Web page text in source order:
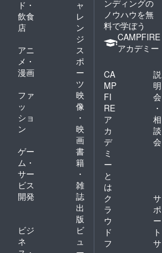
ド・
飲食
店
ャ
レ
ン
ジ
アニ
メ・
漫画
ス
ポ
ー
ツ
ファ
ッ
ショ
ン
映
像
・
映
画
ゲー
ム・
サー
ビス
開発
書
籍
・
雑
誌
出
版
ビジ
ネ
ビ
ュ
ンディングの
ノウハウを無
料で学ぼう
CAMPFIRE
アカデミー
CA
MP
FI
RE
ア
カ
デ
ミ
ー
と
は
説
明
会
・
相
談
会
ク
ラ
ウ
ド
フ
サ
ポ
ー
ト
サ